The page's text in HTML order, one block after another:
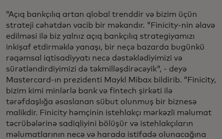
“Açıq bankçılıq artan qlobal trenddir və bizim üçün
strateji cəhətdən vacib bir məkandır. "Finicity-nin əlavə
edilməsi ilə biz yalnız açıq bankçılıq strategiyamızı
inkişaf etdirməklə yanaşı, bir neçə bazarda bugünkü
rəqəmsal iqtisadiyyatı necə dəstəklədiyimizi və
sürətləndirdiyimizi də təkmilləşdirəcəyik", - deyə
Mastercard-ın prezidenti Maykl Mibax bildirib. “Finicity,
bizim kimi minlərlə bank və fintech şirkəti ilə
tərəfdaşlığa əsaslanan sübut olunmuş bir biznesə
malikdir. Finicity həmçinin istehlakçı mərkəzli məlumat
təcrübələrinə sadiqliyini bölüşür və istehlakçıların
məlumatlarının necə və harada istifadə olunacağına